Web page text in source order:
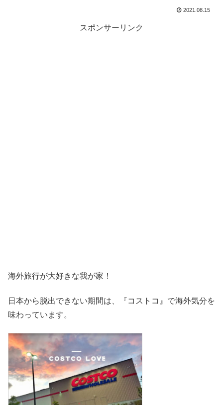
2021.08.15
スポンサーリンク
海外旅行が大好きな我が家！
日本から脱出できない期間は、『コストコ』 で海外気分を
味わっています。